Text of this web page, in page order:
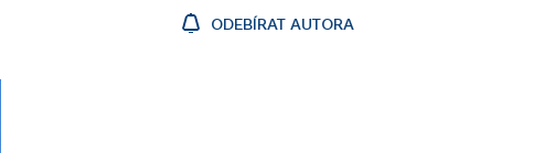
ODEBÍRAT AUTORA